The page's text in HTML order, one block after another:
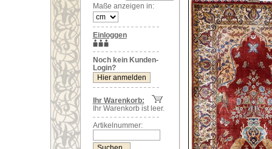
Maße anzeigen in:
Einloggen
Noch kein Kunden-
Login?
Ihr Warenkorb:
Ihr Warenkorb ist leer.
Artikelnummer: